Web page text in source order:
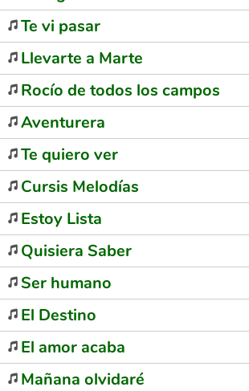
Te vi pasar
Llevarte a Marte
Rocío de todos los campos
Aventurera
Te quiero ver
Cursis Melodías
Estoy Lista
Quisiera Saber
Ser humano
El Destino
El amor acaba
Mañana olvidaré